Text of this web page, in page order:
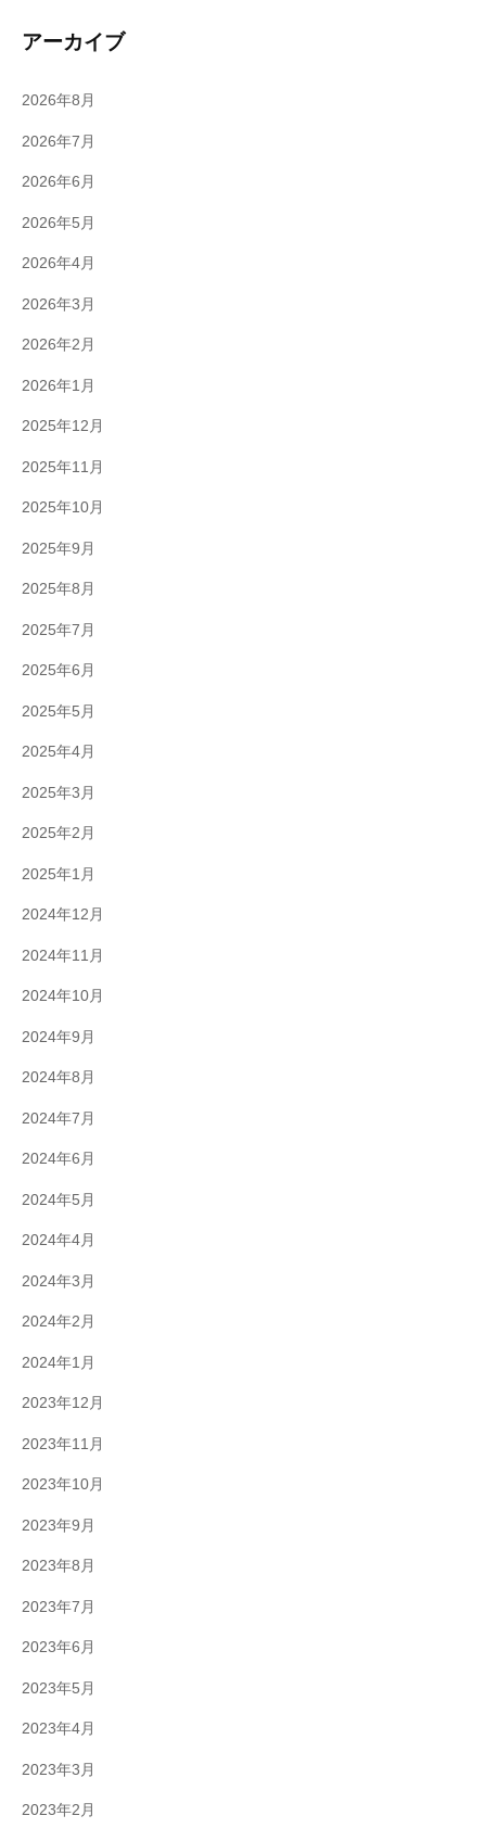
アーカイブ
2026年8月
2026年7月
2026年6月
2026年5月
2026年4月
2026年3月
2026年2月
2026年1月
2025年12月
2025年11月
2025年10月
2025年9月
2025年8月
2025年7月
2025年6月
2025年5月
2025年4月
2025年3月
2025年2月
2025年1月
2024年12月
2024年11月
2024年10月
2024年9月
2024年8月
2024年7月
2024年6月
2024年5月
2024年4月
2024年3月
2024年2月
2024年1月
2023年12月
2023年11月
2023年10月
2023年9月
2023年8月
2023年7月
2023年6月
2023年5月
2023年4月
2023年3月
2023年2月